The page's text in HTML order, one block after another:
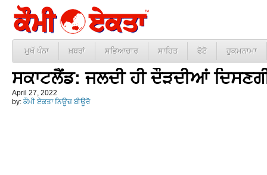
ਮੁਖੱ ਪੰਨਾ ਖ਼ਬਰਾਂ ਸਭਿਆਚਾਰ ਸਾਹਿਤ ਫੋਟੋ ਹੁਕਮਨਾਮਾ
ਸਕਾਟਲੈਂਡ: ਜਲਦੀ ਹੀ ਦੌੜਦੀਆਂ
April 27, 2022
by: ਕੌਮੀ ਏਕਤਾ ਨਿਊਜ਼ ਬੀਊਰੋ